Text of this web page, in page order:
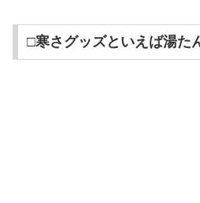
□寒さグッズといえば湯た